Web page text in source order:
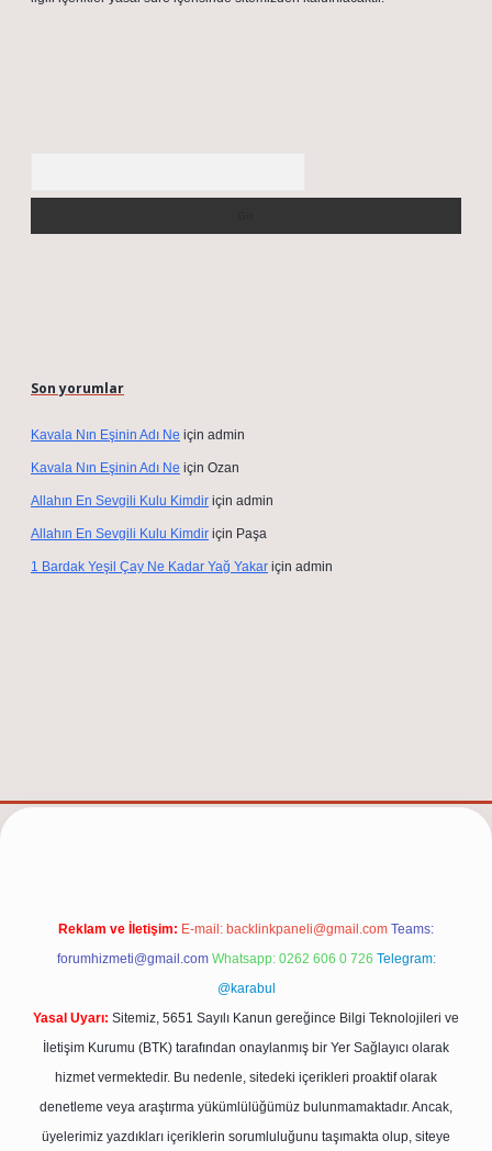
Son yorumlar
Kavala Nın Eşinin Adı Ne için admin
Kavala Nın Eşinin Adı Ne için Ozan
Allahın En Sevgili Kulu Kimdir için admin
Allahın En Sevgili Kulu Kimdir için Paşa
1 Bardak Yeşil Çay Ne Kadar Yağ Yakar için admin
Reklam ve İletişim: E-mail: backlinkpaneli@gmail.com Teams:
forumhizmeti@gmail.com Whatsapp: 0262 606 0 726 Telegram:
@karabul
Yasal Uyarı: Sitemiz, 5651 Sayılı Kanun gereğince Bilgi Teknolojileri ve
İletişim Kurumu (BTK) tarafından onaylanmış bir Yer Sağlayıcı olarak
hizmet vermektedir. Bu nedenle, sitedeki içerikleri proaktif olarak
denetleme veya araştırma yükümlülüğümüz bulunmamaktadır. Ancak,
üyelerimiz yazdıkları içeriklerin sorumluluğunu taşımakta olup, siteye